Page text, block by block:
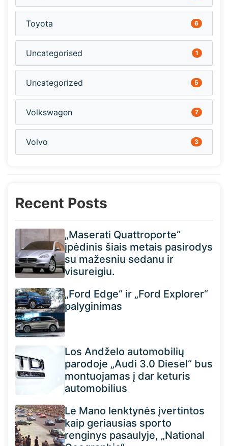
Toyota 6
Uncategorised 1
Uncategorized 5
Volkswagen 7
Volvo 3
Recent Posts
„Maserati Quattroporte“
įpėdinis šiais metais pasirodys
su mažesniu sedanu ir
visureigiu.
„Ford Edge“ ir „Ford Explorer“
palyginimas
Los Andželo automobilių
parodoje „Audi 3.0 Diesel“ bus
montuojamas į dar keturis
automobilius
Le Mano lenktynės įvertintos
kaip geriausias sporto
renginys pasaulyje, „National